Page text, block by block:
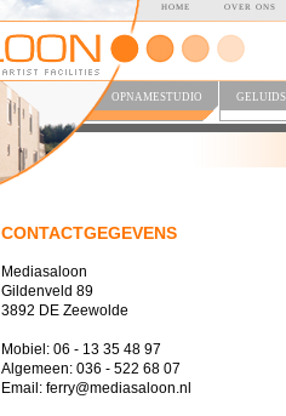
HOME OVER ONS
OPNAMESTUDIO
CONTACTGEGEVENS
Mediasaloon
Gildenveld 89
3892 DE Zeewolde
Mobiel: 06 - 13 35 48 97
Algemeen: 036 - 522 68 07
Email: ferry@mediasaloon.nl